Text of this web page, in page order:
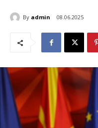
By admin 08.06.2025